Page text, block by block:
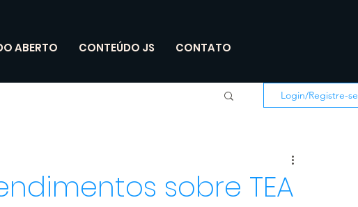
ABERTO CONTEÚDO JS CONTATO
Login/Registre-se
sobre TEA